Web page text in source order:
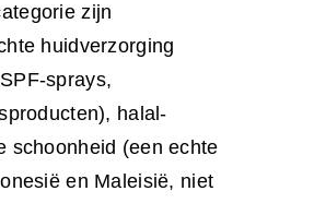
zijn
huidverzorging
sprays,
halal-
schoonheid (een echte
en Maleisië, niet